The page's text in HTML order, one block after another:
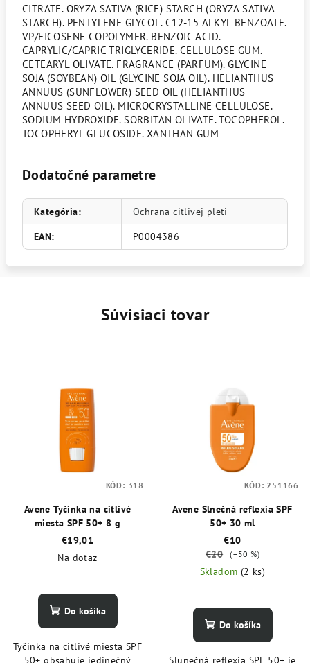
CITRATE. ORYZA SATIVA (RICE) STARCH (ORYZA SATIVA
STARCH). PENTYLENE GLYCOL. C12-15 ALKYL BENZOATE.
VP/EICOSENE COPOLYMER. BENZOIC ACID.
CAPRYLIC/CAPRIC TRIGLYCERIDE. CELLULOSE GUM.
CETEARYL OLIVATE. FRAGRANCE (PARFUM). GLYCINE
SOJA (SOYBEAN) OIL (GLYCINE SOJA OIL). HELIANTHUS
ANNUUS (SUNFLOWER) SEED OIL (HELIANTHUS
ANNUUS SEED OIL). MICROCRYSTALLINE CELLULOSE.
SODIUM HYDROXIDE. SORBITAN OLIVATE. TOCOPHEROL.
TOCOPHERYL GLUCOSIDE. XANTHAN GUM
Dodatočné parametre
Kategória:
Ochrana citlivej pleti
EAN: P0004386
Súvisiaci tovar
Avene Tyčinka na citlivé
miesta SPF 50+ 8 g
€19,01
Na dotaz
Do košíka
Tyčinka na citlivé miesta SPF
50+ obsahuje jedinečný
KÓD: 318
Avene Slnečná reflexia SPF
50+ 30 ml
€10
€20
(–50 %)
Skladom (2 ks)
Do košíka
Slunečná reflexia SPF 50+ je
KÓD: 251166